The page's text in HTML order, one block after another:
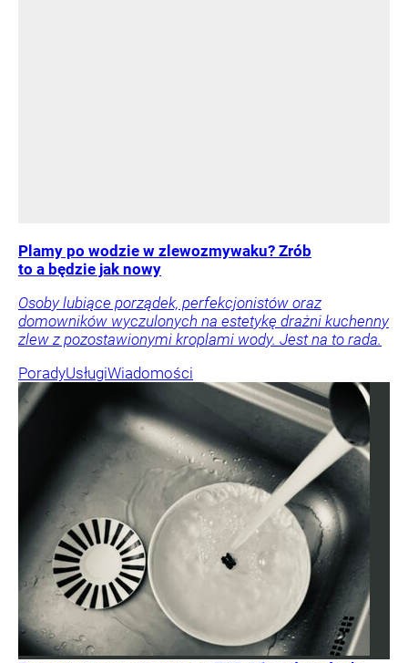
Plamy po wodzie w zlewozmywaku? Zrób
to a będzie jak nowy
Osoby lubiące porządek, perfekcjonistów oraz
domowników wyczulonych na estetykę drażni kuchenny
zlew z pozostawionymi kroplami wody. Jest na to rada.
PoradyUsługiWiadomości